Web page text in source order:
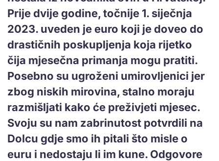
Prije dvije godine, točnije 1. siječnja
2023. uveden je euro koji je doveo do
drastičnih poskupljenja koja rijetko
čija mjesečna primanja mogu pratiti.
Posebno su ugroženi umirovljenici jer
zbog niskih mirovina, stalno moraju
razmišljati kako će preživjeti mjesec.
Svoju su nam zabrinutost potvrdili na
Dolcu gdje smo ih pitali što misle o
euru i nedostaju li im kune. Odgovore